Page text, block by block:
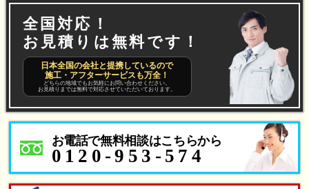
全国対応！
お見積りは無料です！
日本全国の会社と提携しているので
施工・アフターサービスも万全！
どちらの地域でもお気軽にお問い合わせください。
お見積りまでは無料で対応させていただいております。
お電話で無料相談はこちらから
0120-953-574